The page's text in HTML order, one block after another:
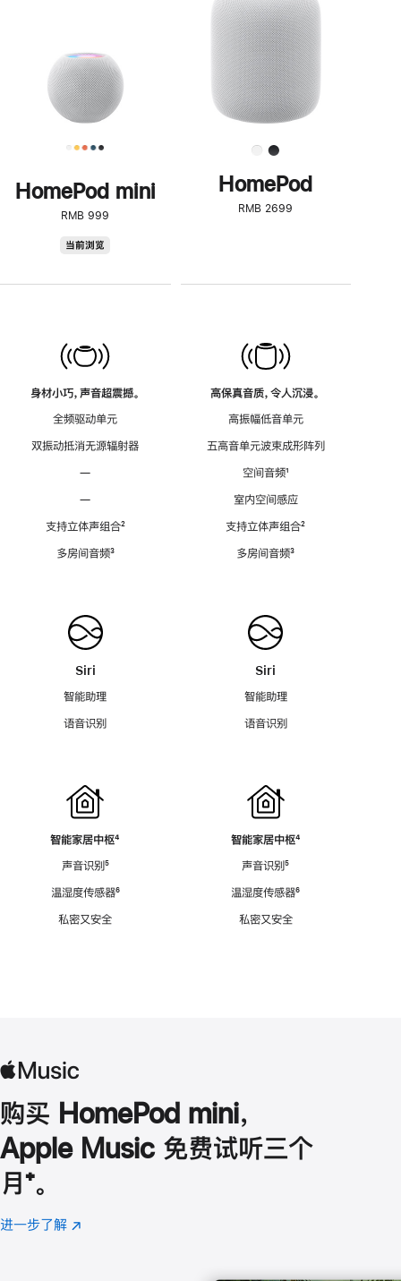
HomePod mini
RMB 999
当前浏览
身材小巧，声音超震撼。
全频驱动单元
双振动抵消无源辐射器
—
—
支持立体声组合脚
²
多房间音频脚
³
Siri
智能助理
语音识别
智能家居中枢脚
⁴
声音识别脚
⁵
温湿度传感器脚
⁶
私密又安全
了
解
HomePod<
HomePod
RMB 2699
高保真音质，令人沉浸。
高振幅低音单元
五高音单元波束成形阵列
空间音频脚
¹
室内空间感应
支持立体声组合脚
²
多房间音频脚
³
Siri
智能助理
语音识别
智能家居中枢脚
⁴
声音识别脚
⁵
温湿度传感器脚
⁶
私密又安全
购买 HomePod mini，
Apple Music 免费试听三个
月 脚
注
⁺。
进一步了解 Apple
(在